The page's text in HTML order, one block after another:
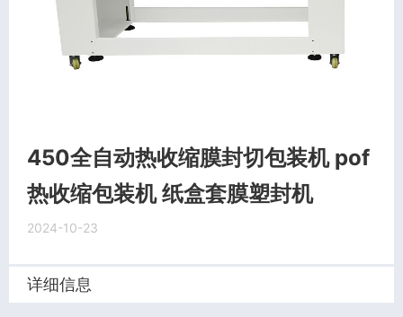
450全自动热收缩膜封切包装机 pof
热收缩包装机 纸盒套膜塑封机
2024-10-23
详细信息